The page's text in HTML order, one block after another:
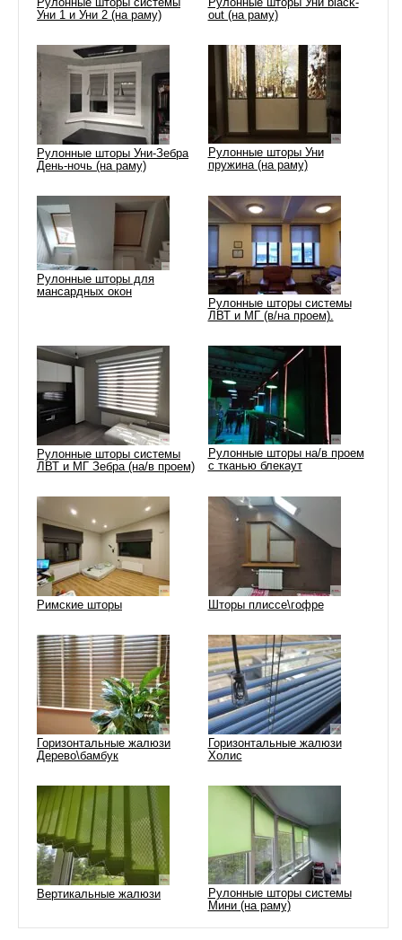
Уни 1 и Уни 2 (на раму)
out (на раму)
Рулонные шторы Уни-Зебра
День-ночь (на раму)
Рулонные шторы Уни
пружина (на раму)
Рулонные шторы для
мансардных окон
Рулонные шторы системы
ЛВТ и МГ (в/на проем).
Рулонные шторы системы
ЛВТ и МГ Зебра (на/в проем)
Рулонные шторы на/в проем
с тканью блекаут
Римские шторы Шторы плиссе\гофре
Горизонтальные жалюзи
Дерево\бамбук
Горизонтальные жалюзи
Холис
Вертикальные жалюзи
Рулонные шторы системы
Мини (на раму)